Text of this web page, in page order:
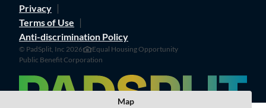
Privacy
Terms of Use
Anti-discrimination Policy
© PadSplit, Inc 2026
Equal Housing Opportunity
Public Benefit Corporation
Map